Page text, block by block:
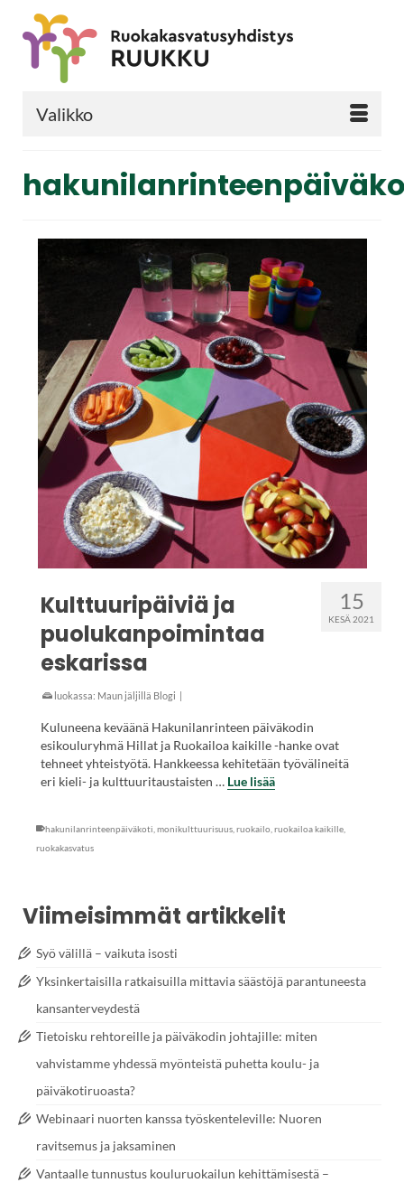
Valikko
15
KESÄ 2021
Kulttuuripäiviä ja
puolukanpoimintaa
eskarissa
luokassa: Maun jäljillä Blogi |
Kuluneena keväänä Hakunilanrinteen päiväkodin
esikouluryhmä Hillat ja Ruokailoa kaikille -hanke ovat
tehneet yhteistyötä. Hankkeessa kehitetään työvälineitä
eri kieli- ja kulttuuritaustaisten … Lue lisää
hakunilanrinteenpäiväkoti monikulttuurisuus ruokailo ruokailoa kaikille
ruokakasvatus
Viimeisimmät artikkelit
Syö välillä – vaikuta isosti
Yksinkertaisilla ratkaisuilla mittavia säästöjä parantuneesta
kansanterveydestä
Tietoisku rehtoreille ja päiväkodin johtajille: miten
vahvistamme yhdessä myönteistä puhetta koulu- ja
päiväkotiruoasta?
Webinaari nuorten kanssa työskenteleville: Nuoren
ravitsemus ja jaksaminen
Vantaalle tunnustus kouluruokailun kehittämisestä –